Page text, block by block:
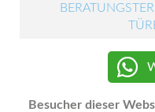
Besucher dieser